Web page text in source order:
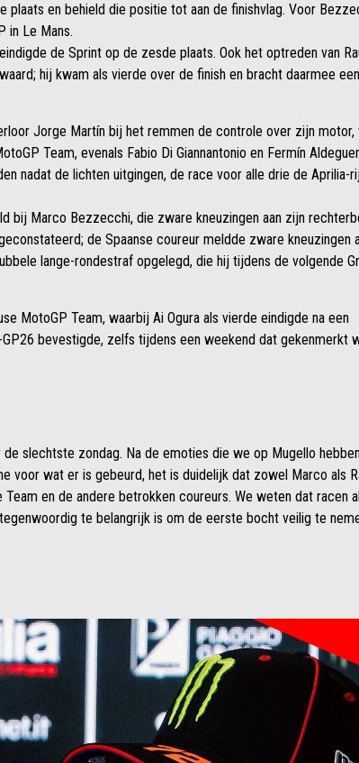
en behield die positie tot aan de finishvlag. Voor
in Le Mans.
de Sprint op de zesde plaats. Ook het optreden van
hij kwam als vierde over de finish en bracht daarmee
Jorge Martín bij het remmen de controle over zijn motor,
Team, evenals Fabio Di Giannantonio en Fermín Aldeguer
nadat de lichten uitgingen, de race voor alle drie de Aprilia-
bij Marco Bezzecchi, die zware kneuzingen aan zijn
de Spaanse coureur meldde zware kneuzingen
lange-rondestraf opgelegd, die hij tijdens de volgende
MotoGP Team, waarbij Ai Ogura als vierde eindigde na een
bevestigde, zelfs tijdens een weekend dat gekenmerkt
slechtste zondag. Na de emoties die we op Mugello
voor wat er is gebeurd, het is duidelijk dat zowel Marco als
en de andere betrokken coureurs. We weten dat racen
te belangrijk is om de eerste bocht veilig te